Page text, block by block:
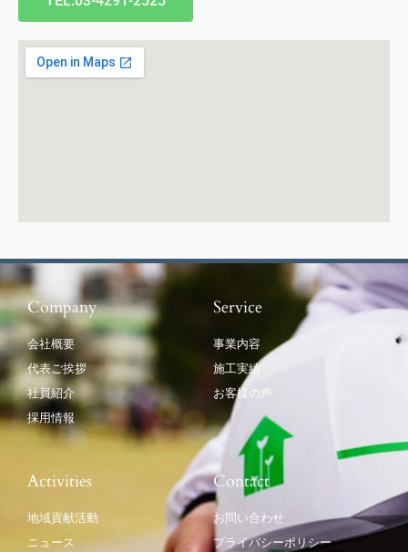
Company
会社概要
代表ご挨拶
社員紹介
採用情報
Service
事業内容
施工実績
お客様の声
Activities
地域貢献活動
ニュース
Contact
お問い合わせ
プライバシーポリシー